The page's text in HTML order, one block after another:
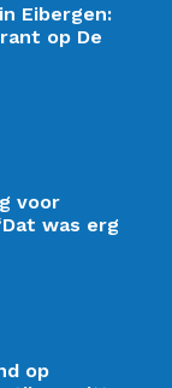
Eibergen:
op De
voor
was erg
op